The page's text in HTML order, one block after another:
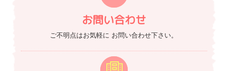
お問い合わせ
ご不明点はお気軽に お問い合わせ下さい。